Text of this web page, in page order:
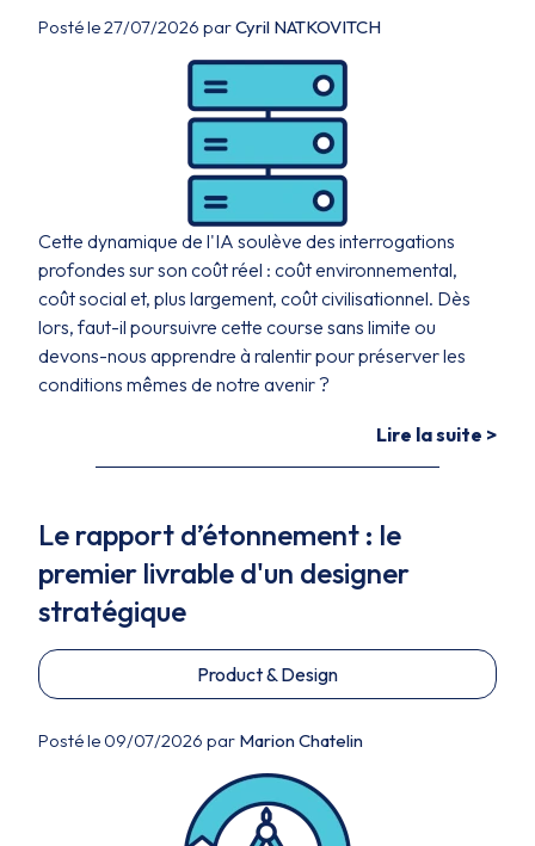
Posté le 27/07/2026 parCyril NATKOVITCH
Cette dynamique de l'IA soulève des interrogations
profondes sur son coût réel : coût environnemental,
coût social et, plus largement, coût civilisationnel. Dès
lors, faut-il poursuivre cette course sans limite ou
devons-nous apprendre à ralentir pour préserver les
conditions mêmes de notre avenir ?
Lire la suite >
Le rapport d’étonnement : le
premier livrable d'un designer
stratégique
Product & Design
Posté le 09/07/2026 par Marion Chatelin